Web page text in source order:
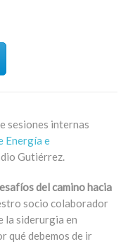
sesiones internas
Energía e
Gutiérrez.
del camino hacia
socio colaborador
la siderurgia en
qué debemos de ir